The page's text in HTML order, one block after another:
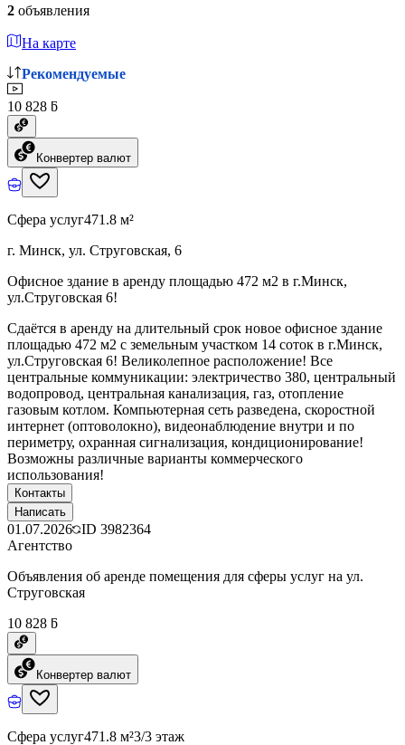
2 объявления
На карте
Рекомендуемые
10 828 ƃ
Конвертер валют
Сфера услуг471.8 м²
г. Минск, ул. Струговская, 6
Офисное здание в аренду площадью 472 м2 в г.Минск,
ул.Струговская 6!
Сдаётся в аренду на длительный срок новое офисное здание
площадью 472 м2 с земельным участком 14 соток в г.Минск,
ул.Струговская 6! Великолепное расположение! Все
центральные коммуникации: электричество 380, центральный
водопровод, центральная канализация, газ, отопление
газовым котлом. Компьютерная сеть разведена, скоростной
интернет (оптоволокно), видеонаблюдение внутри и по
периметру, охранная сигнализация, кондиционирование!
Возможны различные варианты коммерческого
использования!
Контакты
Написать
01.07.2026 ID 3982364
Агентство
Объявления об аренде помещения для сферы услуг на ул.
Струговская
10 828 ƃ
Конвертер валют
Сфера услуг471.8 м²3/3 этаж